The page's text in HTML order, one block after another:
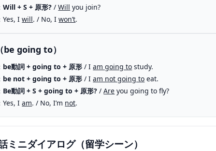
Will + S + 原形? /Will you join?
Yes, Iwill. / No, Iwon’t.
be going to）
be動詞 + going to + 原形 / Iam going to study.
be not + going to + 原形 / Iam not going to eat.
Be動詞 + S + going to + 原形? /Are you going to fly?
Yes, Iam. / No, I’m not.
ミニダイアログ（留学シーン）